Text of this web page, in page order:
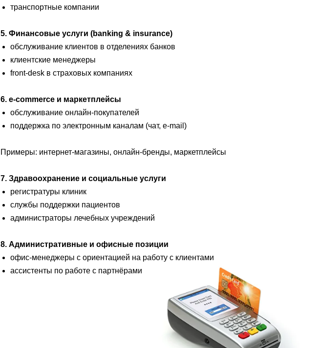
транспортные компании
5. Финансовые услуги (banking & insurance)
обслуживание клиентов в отделениях банков
клиентские менеджеры
front-desk в страховых компаниях
6. e-commerce и маркетплейсы
обслуживание онлайн-покупателей
поддержка по электронным каналам (чат, e-mail)
Примеры: интернет-магазины, онлайн-бренды, маркетплейсы
7. Здравоохранение и социальные услуги
регистратуры клиник
службы поддержки пациентов
администраторы лечебных учреждений
8. Административные и офисные позиции
офис-менеджеры с ориентацией на работу с клиентами
ассистенты по работе с партнёрами